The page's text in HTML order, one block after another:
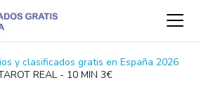
y clasificados gratis en España 2026
REAL - 10 MIN 3€